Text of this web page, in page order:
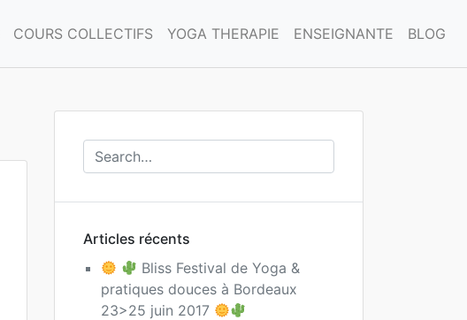
COURS COLLECTIFS YOGA THERAPIE ENSEIGNANTE BLOG
Articles récents
Bliss Festival de Yoga &
pratiques douces à Bordeaux
23>25 juin 2017